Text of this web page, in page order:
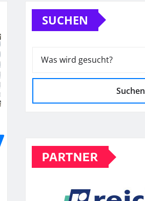
SUCHEN
Suchen
PARTNER